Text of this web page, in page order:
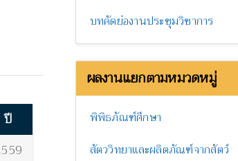
ปี
บทคัดย่องานประชุมวิชาการ
ผลงานแยกตามหมวดหมู่
พิพิธภัณฑ์ศึกษา
สัตววิทยาและผลิตภัณฑ์จากสัตว์